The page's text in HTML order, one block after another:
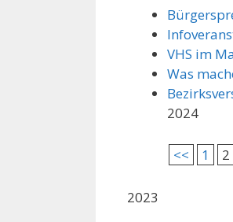
VHS im
Was
2024
<< 1 2
2023